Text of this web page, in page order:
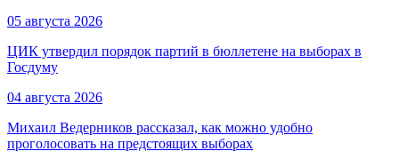
05 августа 2026
ЦИК утвердил порядок партий в бюллетене на выборах в
Госдуму
04 августа 2026
Михаил Ведерников рассказал, как можно удобно
проголосовать на предстоящих выборах